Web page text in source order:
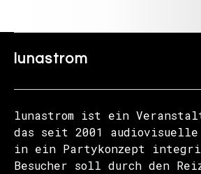
lunastrom
lunastrom ist ein
das seit 2001 audiovisuelle
in ein Partykonzept
Besucher soll durch den